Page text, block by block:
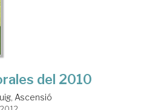
del 2010
Ascensió